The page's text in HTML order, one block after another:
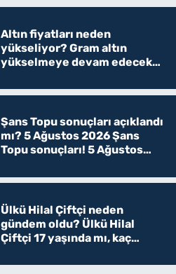
Altın fiyatları neden
yükseliyor? Gram altın
yükselmeye devam edecek
Şans Topu sonuçları açıklandı
mı? 5 Ağustos 2026 Şans
Topu sonuçları! 5 Ağustos
Ülkü Hilal Çiftçi neden
gündem oldu? Ülkü Hilal
Çiftçi 17 yaşında mı, kaç